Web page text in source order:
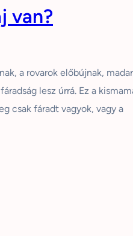
van?
a rovarok előbújnak,
lesz úrrá. Ez a
csak fáradt vagyok, vagy a